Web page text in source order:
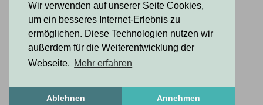
Wir verwenden auf unserer Seite Cookies,
um ein besseres Internet-Erlebnis zu
ermöglichen. Diese Technologien nutzen wir
außerdem für die Weiterentwicklung der
Webseite. Mehr erfahren
Ablehnen Annehmen